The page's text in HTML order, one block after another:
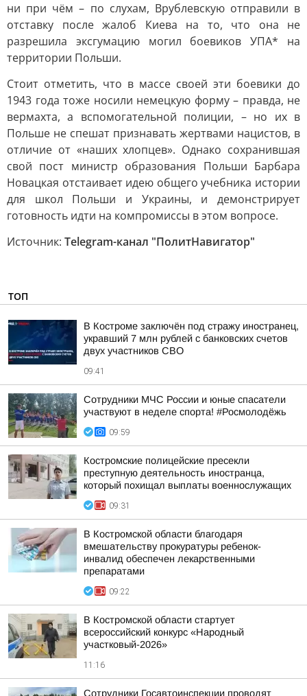
ни при чём – по слухам, Врублевскую отправили в
отставку после жалоб Киева на то, что она не
разрешила эксгумацию могил боевиков УПА* на
территории Польши.
Стоит отметить, что в массе своей эти боевики до
1943 года тоже носили немецкую форму – правда, не
вермахта, а вспомогательной полиции, – но их в
Польше не спешат признавать жертвами нацистов, в
отличие от «наших хлопцев». Однако сохранившая
свой пост министр образования Польши Барбара
Новацкая отстаивает идею общего учебника истории
для школ Польши и Украины, и демонстрирует
готовность идти на компромиссы в этом вопросе.
Источник: Telegram-канал "ПолитНавигатор"
ТОП
В Костроме заключён под стражу иностранец,
укравший 7 млн рублей с банковских счетов
двух участников СВО
09:41
Сотрудники МЧС России и юные спасатели
участвуют в неделе спорта! #Росмолодёжь
09:59
Костромские полицейские пресекли
преступную деятельность иностранца,
который похищал выплаты военнослужащих
09:31
В Костромской области благодаря
вмешательству прокуратуры ребенок-
инвалид обеспечен лекарственными
препаратами
09:22
В Костромской области стартует
всероссийский конкурс «Народный
участковый-2026»
11:16
Сотрудники Госавтоинспекции проводят